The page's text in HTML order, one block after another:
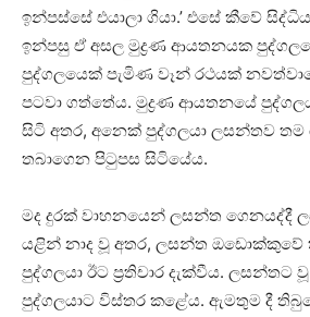
ඉන්පස්සේ එයාලා ගියා.’ එසේ කීවේ
ඉන්පසු ඒ අසල මුද්‍රණ ආයතනයක
පුද්ගලයෙක් පැමිණ වෑන් රථයක්
පටවා ගත්තේය. මුද්‍රණ ආයතනයේ
සිටි අතර, අනෙක් පුද්ගලයා ලසන්තව
තබාගෙන පිටුපස සිටියේය.
මද දුරක් වාහනයෙන් ලසන්ත ගෙනයද්දී
යළින් නාද වූ අතර, ලසන්ත ඔඩොක්කුවේ
පුද්ගලයා ඊට ප්‍රතිචාර දැක්වීය. ලසන්තට
පුද්ගලයාට විස්තර කළේය. ඇමතුම දී